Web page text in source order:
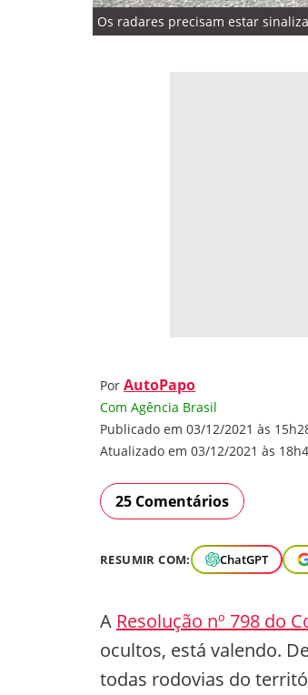
Os radares precisam estar
Por AutoPapo
Com Agência Brasil
Publicado em 03/12/2021 às
Atualizado em 03/12/2021 às
25 Comentários
RESUMIR COM: ChatGPT
A Resolução nº 798 do
ocultos, está valendo.
todas rodovias do